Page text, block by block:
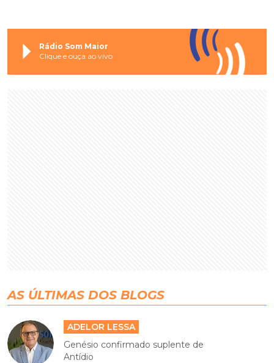
Rádio Som Maior
Clique e ouça ao vivo
AS ÚLTIMAS DOS BLOGS
ADELOR LESSA
Genésio confirmado suplente de
Antídio